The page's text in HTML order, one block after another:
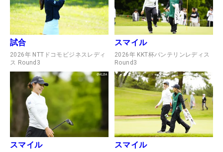
試合
2026年 NTTドコモビジネスレディ
ス Round3
スマイル
2026年 KKT杯バンテリンレディス
Round3
スマイル スマイル